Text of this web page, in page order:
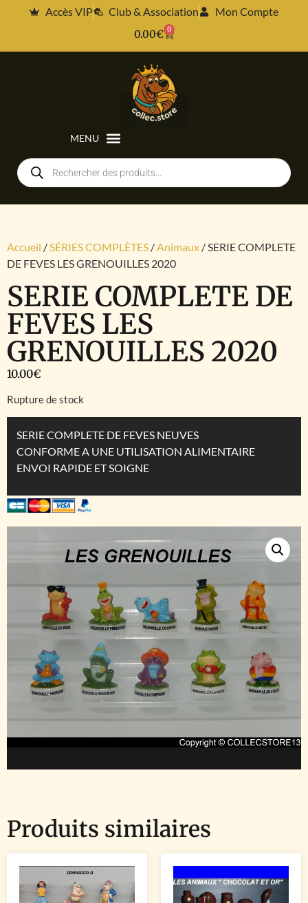
Accès VIP Club & Association
Mon Compte
0.00€ 0
Accueil /SÉRIES COMPLÈTES /Animaux / SERIE COMPLETE
DE FEVES LES GRENOUILLES 2020
SERIE COMPLETE DE
FEVES LES
GRENOUILLES 2020
10.00€
Rupture de stock
SERIE COMPLETE DE FEVES NEUVES
CONFORME A UNE UTILISATION ALIMENTAIRE
ENVOI RAPIDE ET SOIGNE
Produits similaires